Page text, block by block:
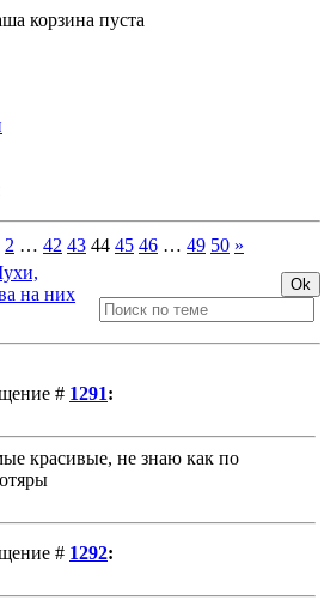
корзина пуста
2 … 42 43 44 45 46 … 49 50 »
на них
# 1291:
красивые, не знаю как по
# 1292: